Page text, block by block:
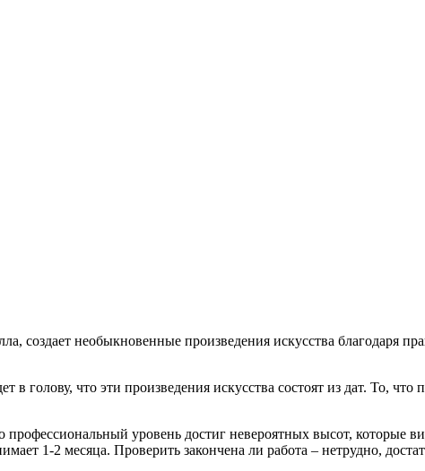
создает необыкновенные произведения искусства благодаря
голову, что эти произведения искусства состоят из дат. То,
уровень достиг невероятных высот, которые
1-2 месяца. Проверить закончена ли работа – нетрудно,